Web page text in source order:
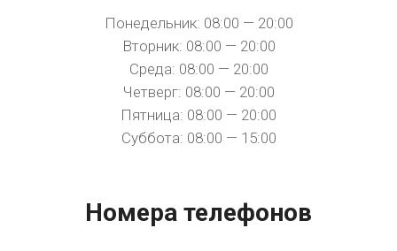
Понедельник: 08:00 — 20:00
Вторник: 08:00 — 20:00
Среда: 08:00 — 20:00
Четверг: 08:00 — 20:00
Пятница: 08:00 — 20:00
Суббота: 08:00 — 15:00
Номера телефонов